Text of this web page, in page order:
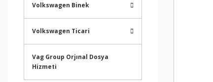
Volkswagen Binek
Volkswagen Ticari
Vag Group Orjınal Dosya
Hizmeti